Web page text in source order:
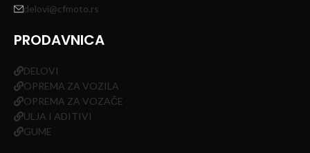
delovi@cfmoto.rs
PRODAVNICA
DELOVI
OPREMA ZA VOZILA
OPREMA ZA VOZAČE
ULJA I ADITIVI
GUME